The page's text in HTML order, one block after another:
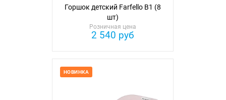
Горшок детский Farfello B1 (8
шт)
Розничная цена
2 540 руб
НОВИНКА